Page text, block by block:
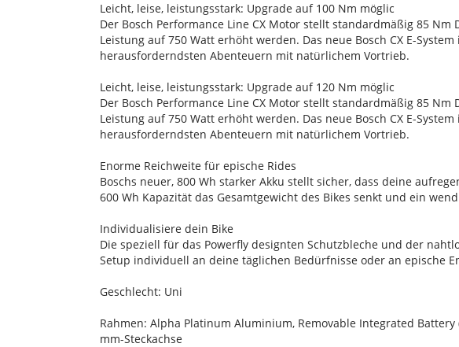
Leicht, leise, leistungsstark: Upgrade auf 100 Nm möglic
Der Bosch Performance Line CX Motor stellt standardmäßig 85
Leistung auf 750 Watt erhöht werden. Das neue Bosch CX E-
herausforderndsten Abenteuern mit natürlichem Vortrieb.
Leicht, leise, leistungsstark: Upgrade auf 120 Nm möglic
Der Bosch Performance Line CX Motor stellt standardmäßig 85
Leistung auf 750 Watt erhöht werden. Das neue Bosch CX E-
herausforderndsten Abenteuern mit natürlichem Vortrieb.
Enorme Reichweite für epische Rides
Boschs neuer, 800 Wh starker Akku stellt sicher, dass deine
600 Wh Kapazität das Gesamtgewicht des Bikes senkt und ein
Individualisiere dein Bike
Die speziell für das Powerfly designten Schutzbleche und der
Setup individuell an deine täglichen Bedürfnisse oder an epische
Geschlecht: Uni
Rahmen: Alpha Platinum Aluminium, Removable Integrated
mm-Steckachse